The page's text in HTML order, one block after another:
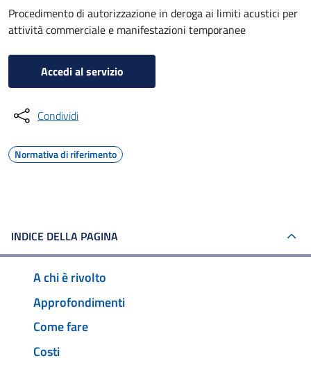
Procedimento di autorizzazione in deroga ai limiti acustici per
attività commerciale e manifestazioni temporanee
Accedi al servizio
Condividi
Normativa di riferimento
INDICE DELLA PAGINA
A chi è rivolto
Approfondimenti
Come fare
Costi